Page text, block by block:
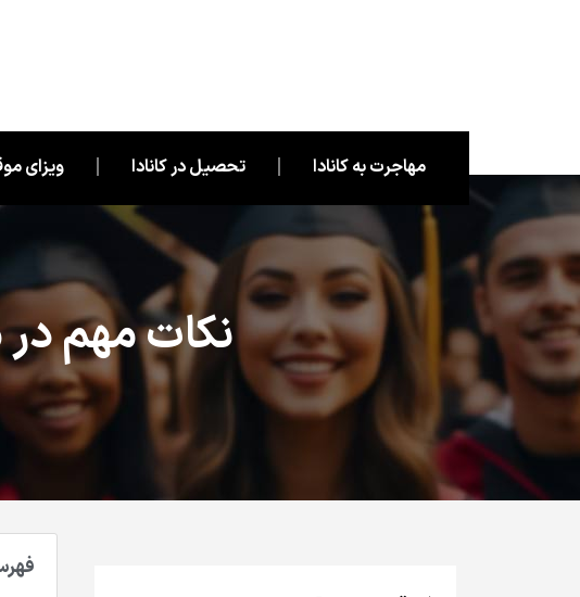
مهاجرت به کانادا تحصیل در کانادا ویزای
نکات مهم